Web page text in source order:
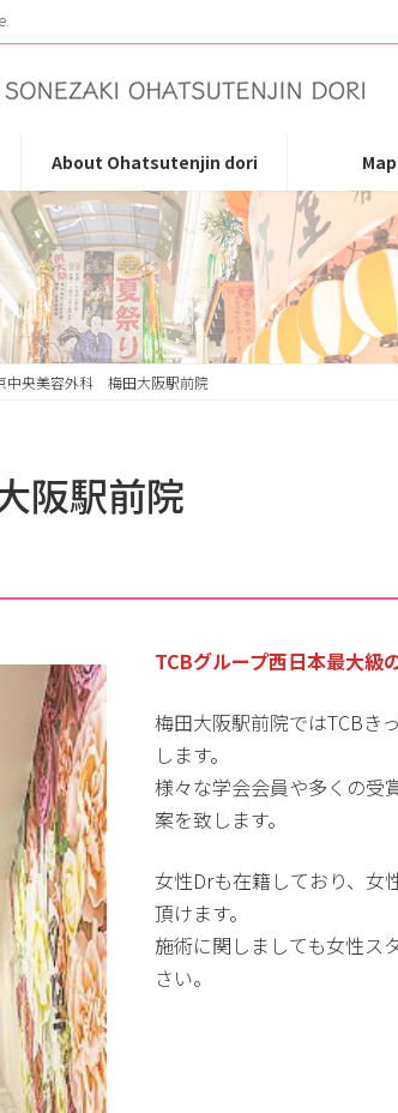
About Ohatsutenjin dori
中央美容外科 梅田大阪駅前院
阪駅前院
TCBグループ西日本最大級
梅田大阪駅前院ではTCBき
します。
様々な学会会員や多くの受
案を致します。
女性Drも在籍しており、女
頂けます。
施術に関しましても女性ス
さい。